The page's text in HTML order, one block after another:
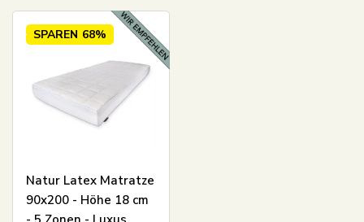
SPAREN 68%
Natur Latex Matratze
90x200 - Höhe 18 cm